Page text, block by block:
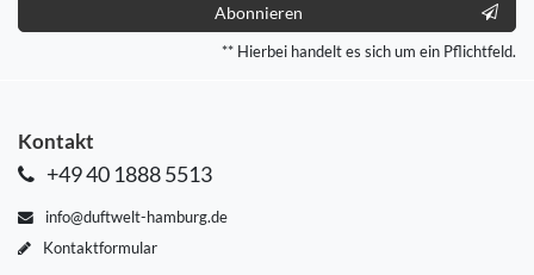
Abonnieren
** Hierbei handelt es sich um ein Pflichtfeld.
Kontakt
+49 40 1888 5513
info@duftwelt-hamburg.de
Kontaktformular